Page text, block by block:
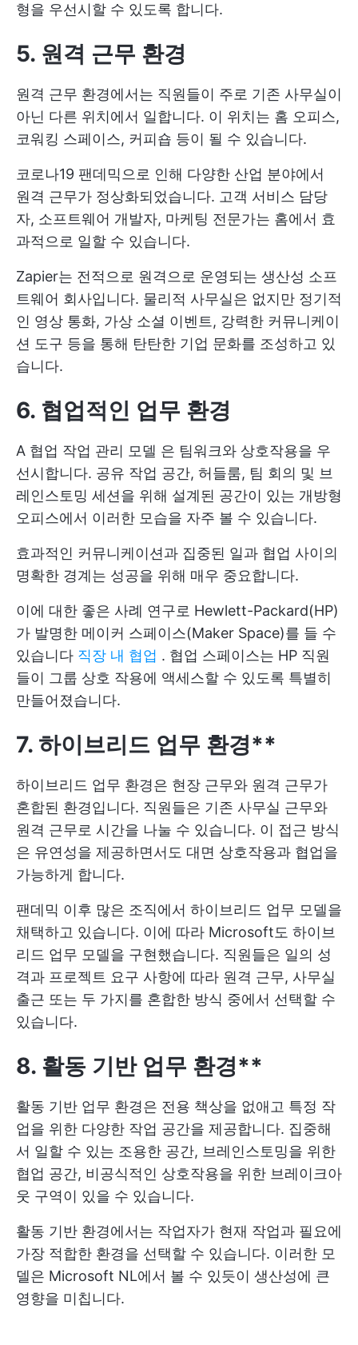
형을 우선시할 수 있도록 합니다.
5. 원격 근무 환경
원격 근무 환경에서는 직원들이 주로 기존 사무실이
아닌 다른 위치에서 일합니다. 이 위치는 홈 오피스,
코워킹 스페이스, 커피숍 등이 될 수 있습니다.
코로나19 팬데믹으로 인해 다양한 산업 분야에서
원격 근무가 정상화되었습니다. 고객 서비스 담당
자, 소프트웨어 개발자, 마케팅 전문가는 홈에서 효
과적으로 일할 수 있습니다.
Zapier는 전적으로 원격으로 운영되는 생산성 소프
트웨어 회사입니다. 물리적 사무실은 없지만 정기적
인 영상 통화, 가상 소셜 이벤트, 강력한 커뮤니케이
션 도구 등을 통해 탄탄한 기업 문화를 조성하고 있
습니다.
6. 협업적인 업무 환경
A 협업 작업 관리 모델 은 팀워크와 상호작용을 우
선시합니다. 공유 작업 공간, 허들룸, 팀 회의 및 브
레인스토밍 세션을 위해 설계된 공간이 있는 개방형
오피스에서 이러한 모습을 자주 볼 수 있습니다.
효과적인 커뮤니케이션과 집중된 일과 협업 사이의
명확한 경계는 성공을 위해 매우 중요합니다.
이에 대한 좋은 사례 연구로 Hewlett-Packard(HP)
가 발명한 메이커 스페이스(Maker Space)를 들 수
있습니다 직장 내 협업 . 협업 스페이스는 HP 직원
들이 그룹 상호 작용에 액세스할 수 있도록 특별히
만들어졌습니다.
7. 하이브리드 업무 환경**
하이브리드 업무 환경은 현장 근무와 원격 근무가
혼합된 환경입니다. 직원들은 기존 사무실 근무와
원격 근무로 시간을 나눌 수 있습니다. 이 접근 방식
은 유연성을 제공하면서도 대면 상호작용과 협업을
가능하게 합니다.
팬데믹 이후 많은 조직에서 하이브리드 업무 모델을
채택하고 있습니다. 이에 따라 Microsoft도 하이브
리드 업무 모델을 구현했습니다. 직원들은 일의 성
격과 프로젝트 요구 사항에 따라 원격 근무, 사무실
출근 또는 두 가지를 혼합한 방식 중에서 선택할 수
있습니다.
8. 활동 기반 업무 환경**
활동 기반 업무 환경은 전용 책상을 없애고 특정 작
업을 위한 다양한 작업 공간을 제공합니다. 집중해
서 일할 수 있는 조용한 공간, 브레인스토밍을 위한
협업 공간, 비공식적인 상호작용을 위한 브레이크아
웃 구역이 있을 수 있습니다.
활동 기반 환경에서는 작업자가 현재 작업과 필요에
가장 적합한 환경을 선택할 수 있습니다. 이러한 모
델은 Microsoft NL에서 볼 수 있듯이 생산성에 큰
영향을 미칩니다.